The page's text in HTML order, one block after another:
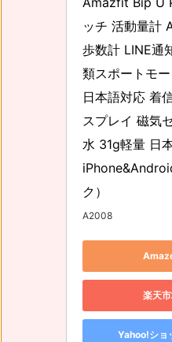
ッチ 活動量計
歩数計 LINE通
類スポートモ
日本語対応 着
スプレイ 磁気
水 31g軽量 日
ク）
A2008
楽天
Yahoo!ショ